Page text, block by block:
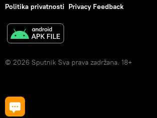
Politika privatnosti Privacy Feedback
© 2026 Sputnik Sva prava zadržana. 18+